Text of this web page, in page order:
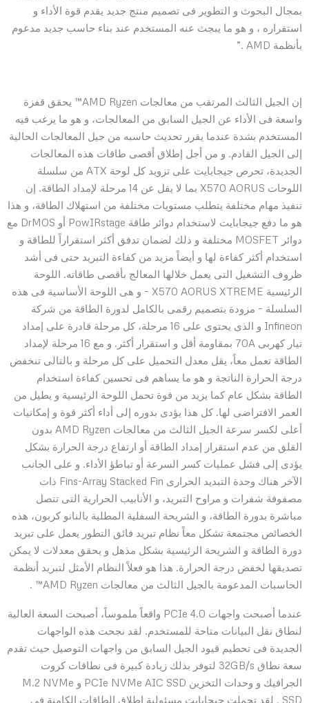
بمجال البحوث و التطوير فى تصميم منتج جديد يقدم قوة الأداء و
استقراره ، و هو ما يبجث عنه المستخدم عند بناء حاسب جديد مدعوم
بأنظمة AMD .”
إن الجيل الثالث المرتقب من معالجات AMD Ryzen™ يحقق قفزة
واسعة فى الأداء عن الجيل السابق من المعالجات، و هو ما يرغب فيه
المستخدم بشدة عندما يقرر تحديث حاسبه من جيل المعالجات الحالية
إلى الجيل القادم. و من أجل إطلاق أقصى طاقات هذه المعالجات
الجديدة، تحرص جيجابايت على تزويد كل لوحة ATX من سلسلة
اللوحات X570 AORUS بما لا يقل عن 14 مرحلة لإمداد الطاقة. إن
تنفيذ مهام مختلفة يتطلب مستويات مختلفة من استهلاك الطاقة، و هذا
هو ما دفع جيجابايت لاستخدام دوائر طاقة PowIRstage أو DrMOS مع
دوائر MOSFET مختلفة و ذلك لضمان تدفق أكثر استقراراً للطاقة و
استخدام أكثر كفاءة لها و أيضاً مزيد من كفاءة التبريد حتى فى أشد
ظروف التشغيل التى يعمل خلالها المعالج بأقصى طاقاته. اللوحة
الرئيسية X570 AORUS XTREME – و هى اللوحة الأساسية فى هذه
السلسلة – مزودة بتصميم رقمى بالكامل لدورة الطاقة من شركة
Infineon و الذى يحتوى على 16 مرحلة، كل مرحلة قادرة على إمداد
تيار كهربى 70A بمقاومة أقل و استقرار أكثر. و مع 16 مرحلة لإمداد
الطاقة تعمل معاً، يقل معدل التحميل على كل مرحلة و بالتالى تنخفض
درجة الحرارة الناتجة و هو ما يساهم فى تحسين كفاءة استخدام
الطاقة بشكل عام كما يزيد من قوة تحمل اللوحة الرئيسية و يطيل من
العمر الافتراضى لها. كل هذا يؤدى بدوره إلى أداء أكثر قوة و إمكانيات
أعلى لكسر سرعة الجيل الثالث من معالجات AMD Ryzen بدون
القلق من عدم استقرار إمداد الطاقة أو ارتفاع درجة الحرارة بشكل
يؤدى إلى فشل عمليات كسر السرعة أو تباطؤ الأداء. و على الجانب
الآخر هناك وحدة التبديد الحرارى Fins-Array Stacked Fin ذات
مصفوفة شفرات و مراوح التبريد، و الأنابيب الحرارية التى تتصل
مباشرة بدورة الطاقة، و الشريحة السفلية المطلية بالنانو كربون، هذه
الخصائص مجتمعة تشكل معاً نظام تبريد فائق التطور يعمل على تبريد
دورة الطاقة و الشريحة الرئيسية بشكل مذهل و يحقق معدلات لا يمكن
تصديقها لخفض درجة الحرارة. هذا هو فعلاً النظام الأمثل لتبريد أنظمة
الحاسبات المدعومة بالجيل الثالث من معالجات AMD Ryzen™ .
عندما أصبحت واجهات PCIe 4.0 واقعاً ملموساً، أصبحت السعة العالية
لنطاق نقل البيانات متاحة للمستخدم. لقد نجحت هذه الواجهات
الجديدة فى تحطيم قيود الجيل السابق من واجهات التوصيل حيث تقدم
سعة نطاق 32GB/s لتوفر بذلك زيادة كبيرة فى نطاقات كروت
الجرافيك و وحدات التخزين PCIe NVMe AIC SSD و M.2 NVMe
SSD . لقد تحملت جيجابايت مسئولية إطلاق الطاقات الكامنة فى